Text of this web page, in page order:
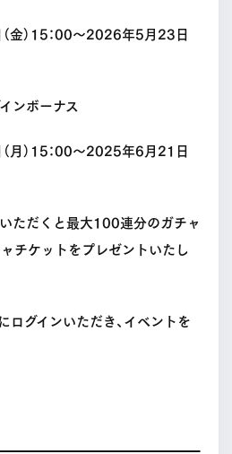
金）15：00〜2026年5月23日
ンボーナス
月）15：00〜2025年6月21日
ただくと最大100連分のガチャ
チケットをプレゼントいたし
ログインいただき、イベントを